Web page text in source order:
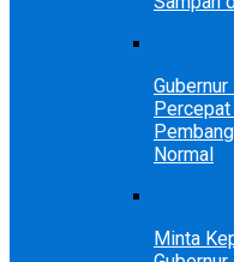
Normal
Minta